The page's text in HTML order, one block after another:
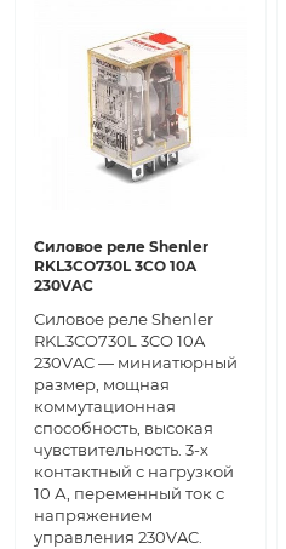
Силовое реле Shenler
RKL3CO730L 3CO 10A
230VAC
Силовое реле Shenler
RKL3CO730L 3CO 10A
230VAC — миниатюрный
размер, мощная
коммутационная
способность, высокая
чувствительность. 3-х
контактный с нагрузкой
10 А, переменный ток с
напряжением
управления 230VAC.